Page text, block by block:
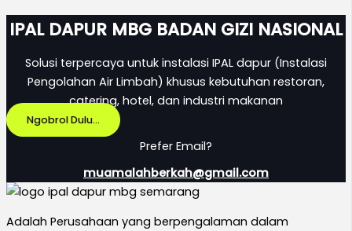
IPAL DAPUR MBG BADAN GIZI NASIONAL
Solusi terpercaya untuk instalasi IPAL dapur (Instalasi
Pengolahan Air Limbah) khusus kebutuhan restoran,
catering, hotel, dan industri makanan
Ngobrol Dulu...
Prefer Email?
muamalahberkah@gmail.com
Adalah Perusahaan yang berpengalaman dalam